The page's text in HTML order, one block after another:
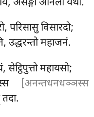
परिसासु विसारदो;
उद्धरन्तो महाजनं.
सेट्ठिपुत्तो महायसो;
[अनन्तधनधञ्ञस्स